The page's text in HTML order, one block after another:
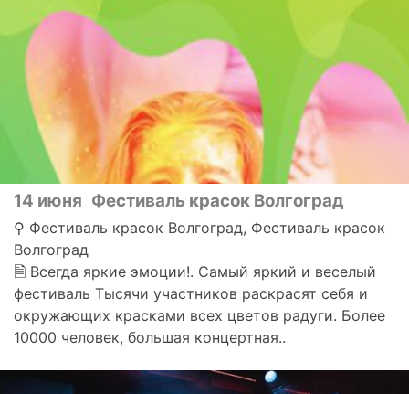
14 июня Фестиваль красок Волгоград
⚲ Фестиваль красок Волгоград, Фестиваль красок
Волгоград
🗎 Всегда яркие эмоции!. Самый яркий и веселый
фестиваль Тысячи участников раскрасят себя и
окружающих красками всех цветов радуги. Более
10000 человек, большая концертная..